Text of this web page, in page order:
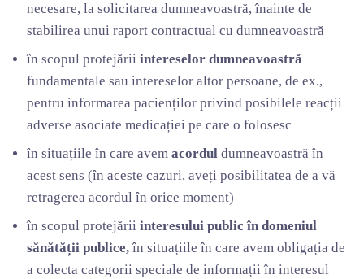
necesare, la solicitarea dumneavoastră, înainte de
stabilirea unui raport contractual cu dumneavoastră
în scopul protejăriiintereselor dumneavoastră
fundamentale sau intereselor altor persoane, de ex.,
pentru informarea pacienților privind posibilele reacții
adverse asociate medicației pe care o folosesc
în situațiile în care avemacordul dumneavoastră în
acest sens (în aceste cazuri, aveți posibilitatea de a vă
retragerea acordul în orice moment)
în scopul protejăriiinteresului public în domeniul
sănătății publice,în situațiile în care avem obligația de
a colecta categorii speciale de informații în interesul